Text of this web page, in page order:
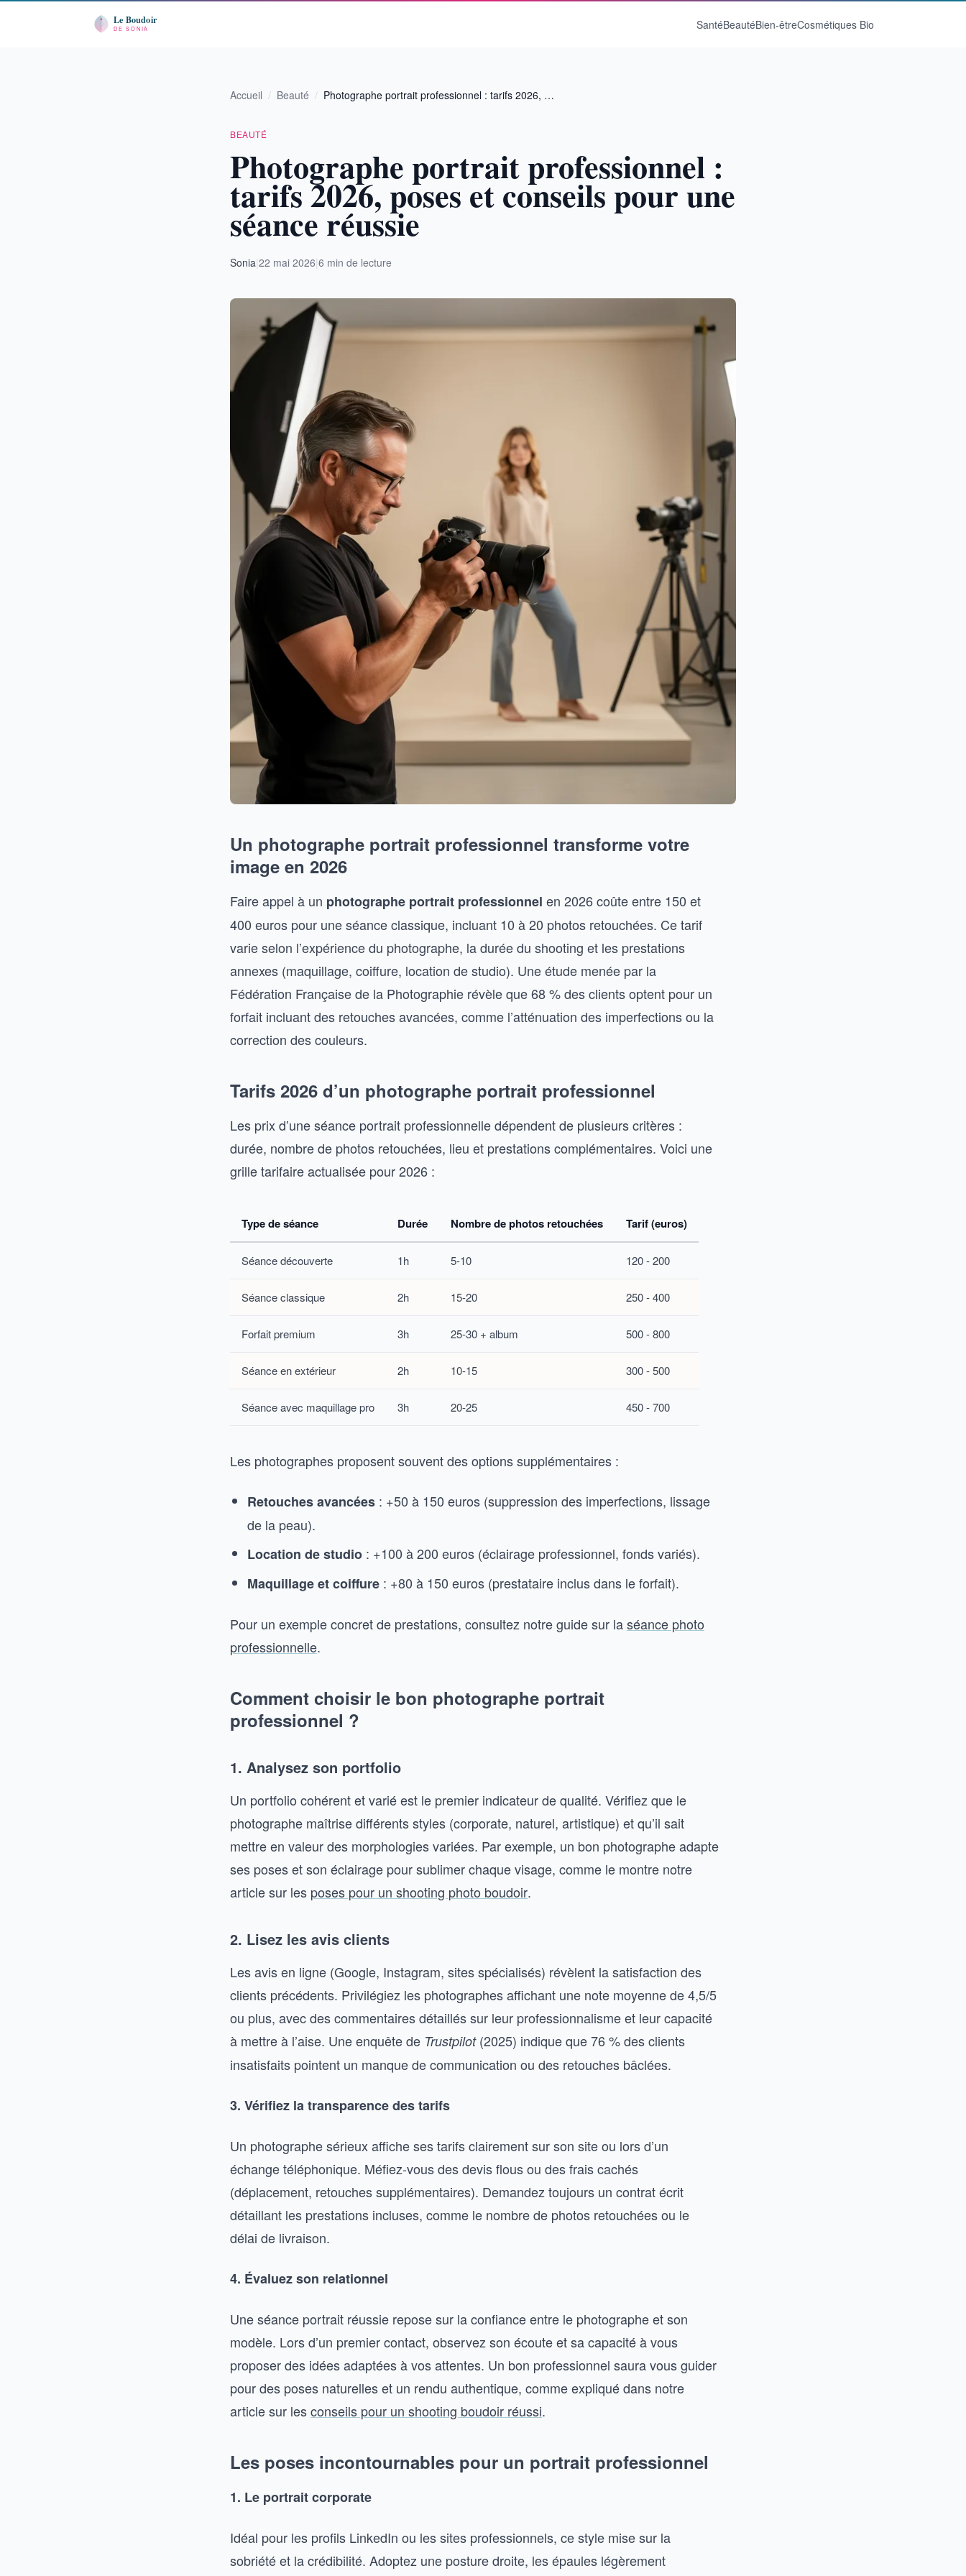
SantéBeautéBien-êtreCosmétiques Bio
Accueil / Beauté / Photographe portrait professionnel : tarifs 2026, …
BEAUTÉ
Photographe portrait professionnel :
tarifs 2026, poses et conseils pour une
séance réussie
Sonia|22 mai 2026|6 min de lecture
Un photographe portrait professionnel transforme votre
image en 2026
Faire appel à un photographe portrait professionnel en 2026 coûte entre 150 et
400 euros pour une séance classique, incluant 10 à 20 photos retouchées. Ce tarif
varie selon l’expérience du photographe, la durée du shooting et les prestations
annexes (maquillage, coiffure, location de studio). Une étude menée par la
Fédération Française de la Photographie révèle que 68 % des clients optent pour un
forfait incluant des retouches avancées, comme l’atténuation des imperfections ou la
correction des couleurs.
Tarifs 2026 d’un photographe portrait professionnel
Les prix d’une séance portrait professionnelle dépendent de plusieurs critères :
durée, nombre de photos retouchées, lieu et prestations complémentaires. Voici une
grille tarifaire actualisée pour 2026 :
Type de séance Durée Nombre de photos retouchées Tarif (euros)
Séance découverte 1h 5-10 120 - 200
Séance classique 2h 15-20 250 - 400
Forfait premium 3h 25-30 + album 500 - 800
Séance en extérieur 2h 10-15 300 - 500
Séance avec maquillage pro 3h 20-25 450 - 700
Les photographes proposent souvent des options supplémentaires :
Retouches avancées : +50 à 150 euros (suppression des imperfections, lissage
de la peau).
Location de studio : +100 à 200 euros (éclairage professionnel, fonds variés).
Maquillage et coiffure : +80 à 150 euros (prestataire inclus dans le forfait).
Pour un exemple concret de prestations, consultez notre guide sur laséance photo
professionnelle.
Comment choisir le bon photographe portrait
professionnel ?
1. Analysez son portfolio
Un portfolio cohérent et varié est le premier indicateur de qualité. Vérifiez que le
photographe maîtrise différents styles (corporate, naturel, artistique) et qu’il sait
mettre en valeur des morphologies variées. Par exemple, un bon photographe adapte
ses poses et son éclairage pour sublimer chaque visage, comme le montre notre
article sur les poses pour un shooting photo boudoir.
2. Lisez les avis clients
Les avis en ligne (Google, Instagram, sites spécialisés) révèlent la satisfaction des
clients précédents. Privilégiez les photographes affichant une note moyenne de 4,5/5
ou plus, avec des commentaires détaillés sur leur professionnalisme et leur capacité
à mettre à l’aise. Une enquête de Trustpilot(2025) indique que 76 % des clients
insatisfaits pointent un manque de communication ou des retouches bâclées.
3. Vérifiez la transparence des tarifs
Un photographe sérieux affiche ses tarifs clairement sur son site ou lors d’un
échange téléphonique. Méfiez-vous des devis flous ou des frais cachés
(déplacement, retouches supplémentaires). Demandez toujours un contrat écrit
détaillant les prestations incluses, comme le nombre de photos retouchées ou le
délai de livraison.
4. Évaluez son relationnel
Une séance portrait réussie repose sur la confiance entre le photographe et son
modèle. Lors d’un premier contact, observez son écoute et sa capacité à vous
proposer des idées adaptées à vos attentes. Un bon professionnel saura vous guider
pour des poses naturelles et un rendu authentique, comme expliqué dans notre
article sur lesconseils pour un shooting boudoir réussi.
Les poses incontournables pour un portrait professionnel
1. Le portrait corporate
Idéal pour les profils LinkedIn ou les sites professionnels, ce style mise sur la
sobriété et la crédibilité. Adoptez une posture droite, les épaules légèrement